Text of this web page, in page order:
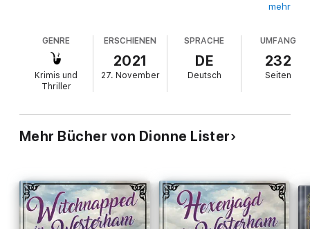
Kollision mit ihrer Vergangenheit, und der superheiße Agent
Griesgram ist wieder einmal verdammt nervig. Er weiß genau,
welchen Knopf er bei ihr drücken muss, und sie ist sich nicht
sicher, ob sie ihn küssen oder erwürgen soll … oder vielleicht
beides. Doch als die Verdächtige des PUB endlich aufgespürt
auch ein Menschenleben.
Kann Lily das Verbrechen aufklären, bevor jemand stirbt? Und
Leider kann ein Kaffee allein die Dinge dieses Mal nicht in
Ordnung bringen.
mehr
GENRE
Krimis und
Thriller
ERSCHIENEN
2021
27. November
SPRACHE
DE
Deutsch
UMFANG
232
Seiten
Mehr Bücher von Dionne Lister